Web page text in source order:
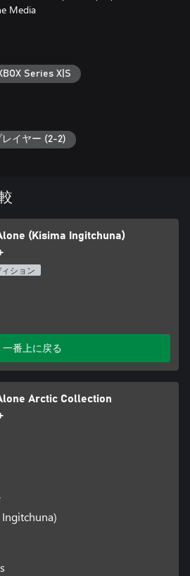
の原住民コミュニティの協力を得て
ズルアクションゲームです。イヌイ
ており、北極圏の美しい大地を舞
ム体験を味わうことができます。
」はそれぞれ異なる能力や長所を持
替え可能。互いに協力しながら
ます。またローカル協力プレイに
2はいつでも参加可能です。
。
場。本作はアラスカ原住民の長老
得て制作されています。
語で読み上げた物語「クヌーサーユ
作。商業ゲーム史上初の試みです。
協力を得て制作された歴史的背景情
進めてロック解除していくことで彼
観を知ることができます。
Media
Series X|S
イヤー (2-2)
(Kisima Ingitchuna)
ィション
一番上に戻る
Arctic Collection